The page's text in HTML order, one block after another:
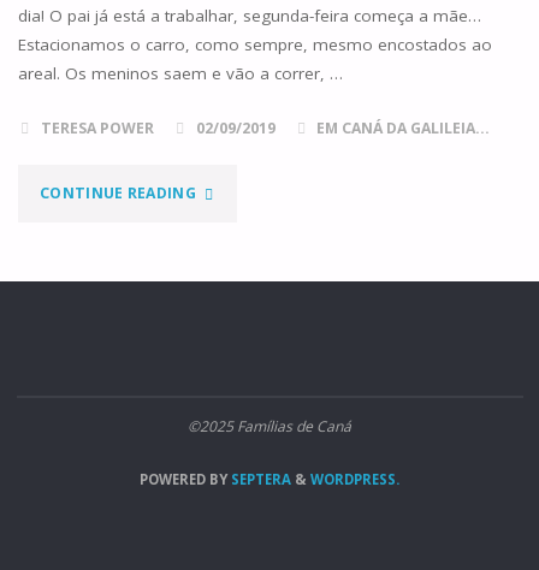
dia! O pai já está a trabalhar, segunda-feira começa a mãe…
Estacionamos o carro, como sempre, mesmo encostados ao
areal. Os meninos saem e vão a correr, …
TERESA POWER 02/09/2019 EM CANÁ DA GALILEIA...
CONTINUE READING"
©2025 Famílias de Caná
POWERED BYSEPTERA & WORDPRESS.